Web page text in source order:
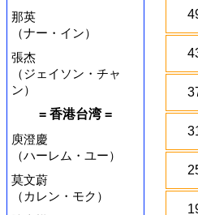
那英
（ナー・イン）
張杰
（ジェイソン・チャ
ン）
= 香港台湾 =
庾澄慶
（ハーレム・ユー）
莫文蔚
（カレン・モク）